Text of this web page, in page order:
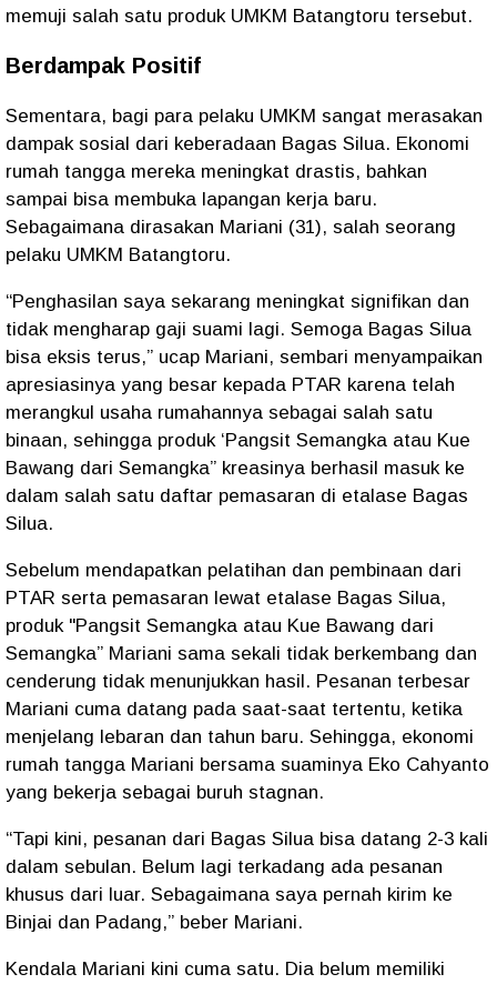
memuji salah satu produk UMKM Batangtoru tersebut.
Berdampak Positif
Sementara, bagi para pelaku UMKM sangat merasakan
dampak sosial dari keberadaan Bagas Silua. Ekonomi
rumah tangga mereka meningkat drastis, bahkan
sampai bisa membuka lapangan kerja baru.
Sebagaimana dirasakan Mariani (31), salah seorang
pelaku UMKM Batangtoru.
“Penghasilan saya sekarang meningkat signifikan dan
tidak mengharap gaji suami lagi. Semoga Bagas Silua
bisa eksis terus,” ucap Mariani, sembari menyampaikan
apresiasinya yang besar kepada PTAR karena telah
merangkul usaha rumahannya sebagai salah satu
binaan, sehingga produk ‘Pangsit Semangka atau Kue
Bawang dari Semangka” kreasinya berhasil masuk ke
dalam salah satu daftar pemasaran di etalase Bagas
Silua.
Sebelum mendapatkan pelatihan dan pembinaan dari
PTAR serta pemasaran lewat etalase Bagas Silua,
produk "Pangsit Semangka atau Kue Bawang dari
Semangka” Mariani sama sekali tidak berkembang dan
cenderung tidak menunjukkan hasil. Pesanan terbesar
Mariani cuma datang pada saat-saat tertentu, ketika
menjelang lebaran dan tahun baru. Sehingga, ekonomi
rumah tangga Mariani bersama suaminya Eko Cahyanto
yang bekerja sebagai buruh stagnan.
“Tapi kini, pesanan dari Bagas Silua bisa datang 2-3 kali
dalam sebulan. Belum lagi terkadang ada pesanan
khusus dari luar. Sebagaimana saya pernah kirim ke
Binjai dan Padang,” beber Mariani.
Kendala Mariani kini cuma satu. Dia belum memiliki